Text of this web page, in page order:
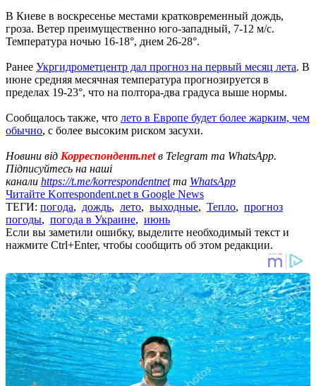
В Киеве в воскресенье местами кратковременный дождь,
гроза. Ветер преимущественно юго-западный, 7-12 м/с.
Температура ночью 16-18°, днем ​​26-28°.
Ранее Укргидрометцентр дал прогноз на первый месяц лета. В
июне средняя месячная температура прогнозируется в
пределах 19-23°, что на полтора-два градуса выше нормы.
Сообщалось также, что лето в Европе будет более жарким, чем
обычно, с более высоким риском засухи.
Новини від Корреспондент.netв Telegram та WhatsApp.
Підписуйтесь на наші
канали https://t.me/korrespondentnetта WhatsApp
Читайте Korrespondent.net в Google News
ТЕГИ: погода, дождь, лето, выходные, Тепло, прогноз
погоды, погода в Украине, июнь
Если вы заметили ошибку, выделите необходимый текст и
нажмите Ctrl+Enter, чтобы сообщить об этом редакции.